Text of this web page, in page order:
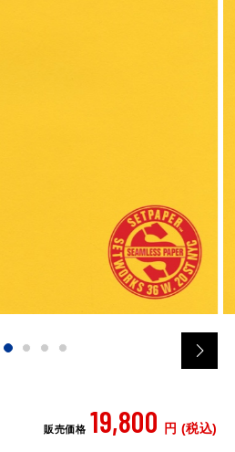
販売価格 19,800 円 (税込)